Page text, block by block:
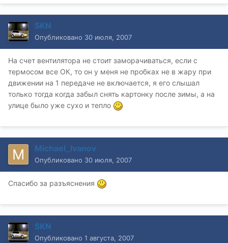
SKN
Опубликовано 30 июля, 2007
На счет вентилятора не стоит заморачиваться, если с
термосом все ОК, то он у меня не пробках не в жару при
движении на 1 передаче не включается, я его слышал
только тогда когда забыл снять картонку после зимы, а на
улице было уже сухо и тепло
Michael_Ivanov
Опубликовано 30 июля, 2007
Спасибо за разъяснения
SKN
Опубликовано 1 августа, 2007